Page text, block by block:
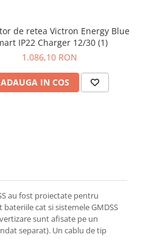
de retea Victron Energy Blue
IP22 Charger 12/30 (1)
1.086,10 RON
ADAUGA IN COS
au fost proiectate pentru
cat si sistemele GMDSS
sunt afisate pe un
separat). Un cablu de tip